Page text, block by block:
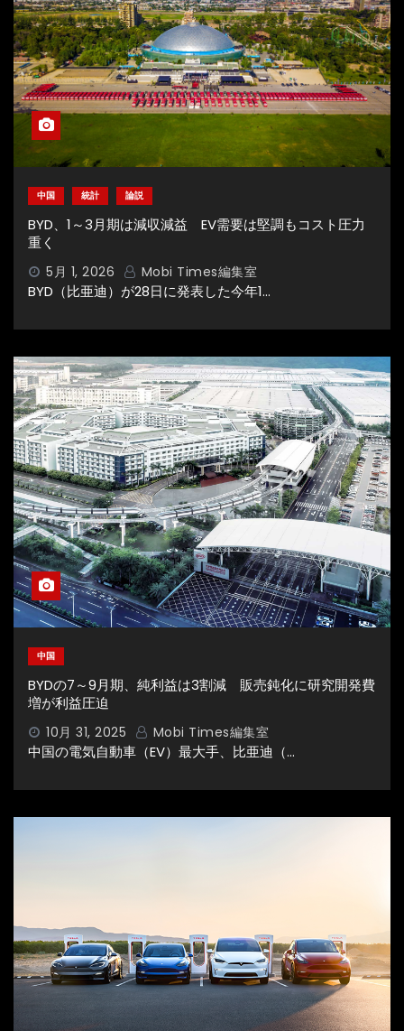
中国 統計 論説
BYD、1～3月期は減収減益 EV需要は堅調もコスト圧力
重く
5月 1, 2026 Mobi Times編集室
BYD（比亜迪）が28日に発表した今年1…
中国
BYDの7～9月期、純利益は3割減 販売鈍化に研究開発費
増が利益圧迫
10月 31, 2025 Mobi Times編集室
中国の電気自動車（EV）最大手、比亜迪（…